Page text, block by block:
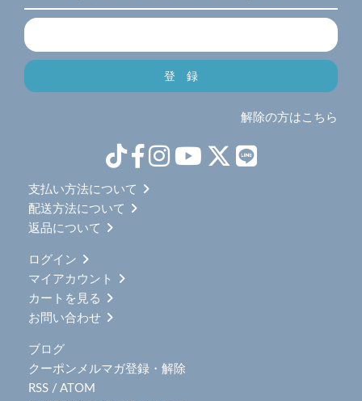
解除の方はこちら
支払い方法について
配送方法について
返品について
ログイン
マイアカウント
カートを見る
お問い合わせ
ブログ
クーポンメルマガ登録・解除
RSS / ATOM